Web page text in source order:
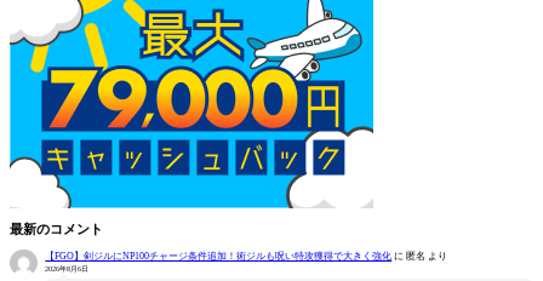
最新のコメント
【FGO】剣ジルにNP100チャージ条件追加！術ジルも呪い特攻獲得で大きく強化 に 匿名 より
2026年8月6日